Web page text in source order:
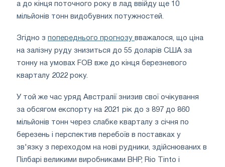
а до кінця поточного року в лад ввійду ще 10
мільйонів тонн видобувних потужностей.
Згідно з попереднього прогнозу вважалося, що ціна
на залізну руду знизиться до 55 доларів США за
тонну на умовах FOB вже до кінця березневого
кварталу 2022 року.
У той же час уряд Австралії знизив свої очікування
за обсягом експорту на 2021 рік до з 897 до 860
мільйонів тонн через слабке кварталу з січня по
березень і перспектив перебоїв в поставках у
зв'язку з переходом на нові рудники, здійснюваних в
Пілбарі великими виробниками BHP, Rio Tinto і